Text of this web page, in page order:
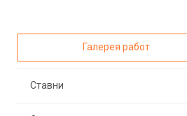
Галерея работ
Ставни